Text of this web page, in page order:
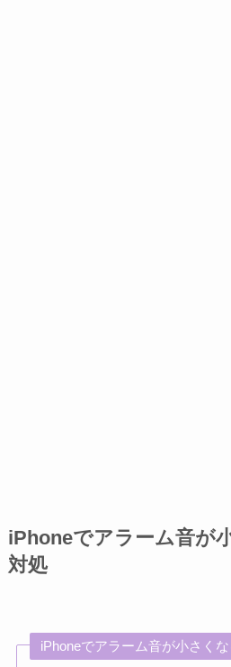
iPhoneでアラーム音が
対処
iPhoneでアラーム音が小さく